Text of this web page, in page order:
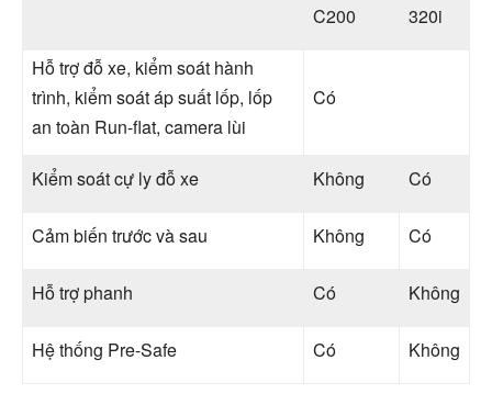
C200
320i
Hỗ trợ đỗ xe, kiểm soát hành
trình, kiểm soát áp suất lốp, lốp
an toàn Run-flat, camera lùi
Có
Kiểm soát cự ly đỗ xe Không Có
Cảm biến trước và sau Không Có
Hỗ trợ phanh Có Không
Hệ thống Pre-Safe Có Không